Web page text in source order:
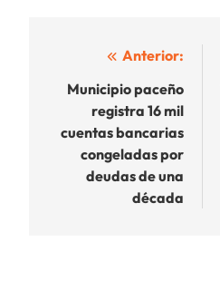
Navegación
de
entradas
Anterior:
Municipio paceño
registra 16 mil
cuentas bancarias
congeladas por
deudas de una
década